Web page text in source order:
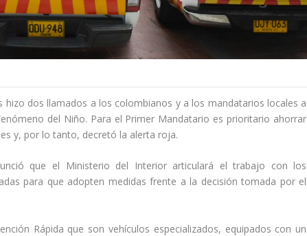
hizo dos llamados a los colombianos y a los mandatarios locales a
del Niño. Para el Primer Mandatario es prioritario ahorrar
y, por lo tanto, decretó la alerta roja.
que el Ministerio del Interior articulará el trabajo con los
para que adopten medidas frente a la decisión tomada por el
Rápida que son vehículos especializados, equipados con un